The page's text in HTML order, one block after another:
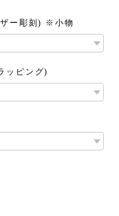
ー彫刻) ※小物
ッピング)